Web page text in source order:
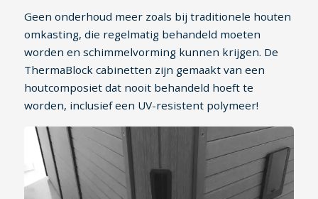
Geen onderhoud meer zoals bij traditionele houten
omkasting, die regelmatig behandeld moeten
worden en schimmelvorming kunnen krijgen. De
ThermaBlock cabinetten zijn gemaakt van een
houtcomposiet dat nooit behandeld hoeft te
worden, inclusief een UV-resistent polymeer!